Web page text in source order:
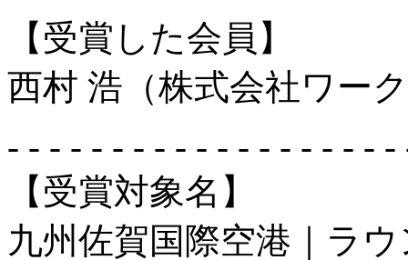
【受賞した会員】
西村 浩（株式会社ワー
- - - - - - - - - - - - - - - - - - -
【受賞対象名】
九州佐賀国際空港｜ラ